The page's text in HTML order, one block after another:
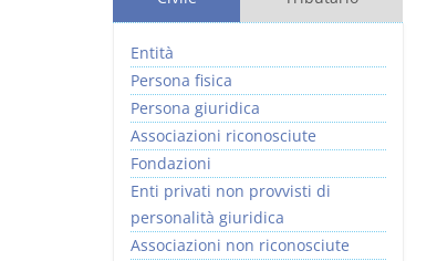
Entità
Persona fisica
Persona giuridica
Associazioni riconosciute
Fondazioni
Enti privati non provvisti di
personalità giuridica
Associazioni non riconosciute